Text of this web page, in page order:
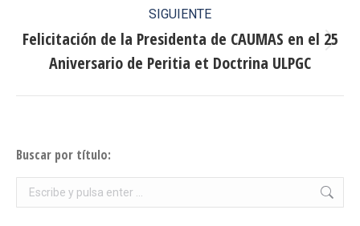
SIGUIENTE
Publicación
siguiente:
Felicitación de la Presidenta de CAUMAS en el 25
Aniversario de Peritia et Doctrina ULPGC
Buscar por título:
Buscar: